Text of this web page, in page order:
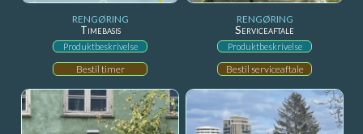
RENGØRING
Timebasis
Produktbeskrivelse
Bestil timer
RENGØRING
Serviceaftale
Produktbeskrivelse
Bestil serviceaftale